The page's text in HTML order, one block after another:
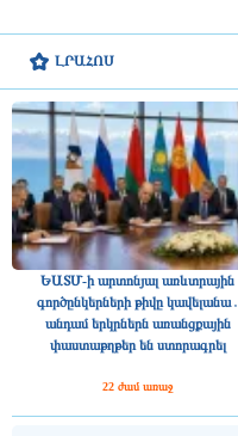
ԼՐԱՀՈՍ
ԵԱՏՄ-ի արտոնյալ առևտրային
գործընկերների թիվը կավելանա․
անդամ երկրներն առանցքային
փաստաթղթեր են ստորագրել
22 ժամ առաջ